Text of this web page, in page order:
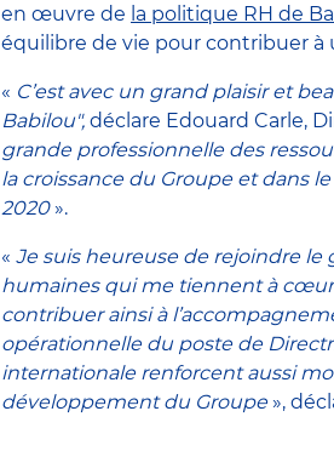
en œuvre de la politique RH de
équilibre de vie pour contribuer à
« C’est avec un grand plaisir et
Babilou", déclare Edouard Carle,
grande professionnelle des
la croissance du Groupe et dans
2020».
« Je suis heureuse de rejoindre
humaines qui me tiennent à
contribuer ainsi à
opérationnelle du poste de
internationale renforcent aussi
développement du Groupe»,